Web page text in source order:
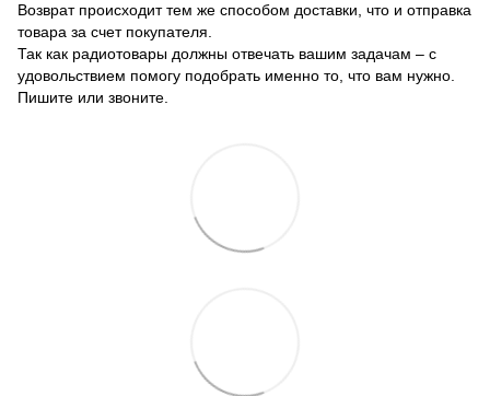
Возврат происходит тем же способом доставки, что и отправка
товара за счет покупателя.
Так как радиотовары должны отвечать вашим задачам – с
удовольствием помогу подобрать именно то, что вам нужно.
Пишите или звоните.